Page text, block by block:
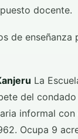
docente.
de enseñanza
La
del
informal
Ocupa 9